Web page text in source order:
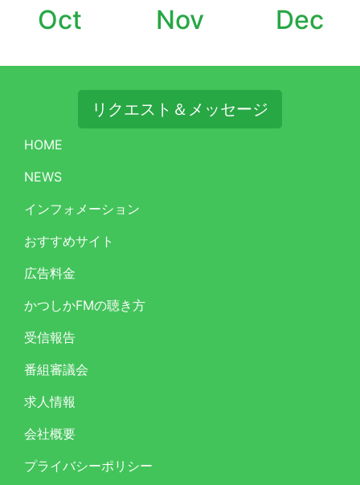
Oct
Nov Dec
リクエスト＆メッセージ
HOME
NEWS
インフォメーション
おすすめサイト
広告料金
かつしかFMの聴き方
受信報告
番組審議会
求人情報
会社概要
プライバシーポリシー